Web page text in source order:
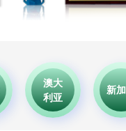
澳大
利亚
新